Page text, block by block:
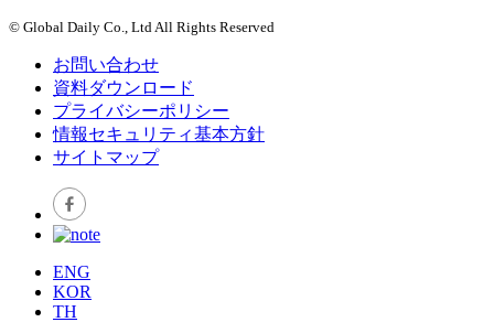
© Global Daily Co., Ltd All Rights Reserved
お問い合わせ
資料ダウンロード
プライバシーポリシー
情報セキュリティ基本方針
サイトマップ
ENG
KOR
TH